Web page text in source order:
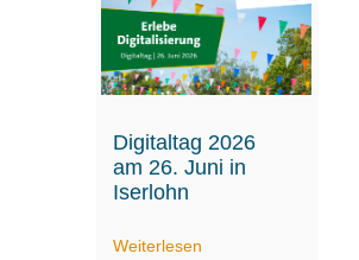
Digitaltag 2026
am 26. Juni in
Iserlohn
Weiterlesen